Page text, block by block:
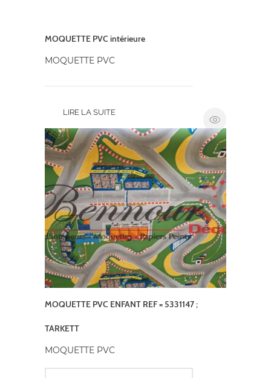
MOQUETTE PVC intérieure
MOQUETTE PVC
LIRE LA SUITE
MOQUETTE PVC ENFANT REF = 5331147 ;
TARKETT
MOQUETTE PVC